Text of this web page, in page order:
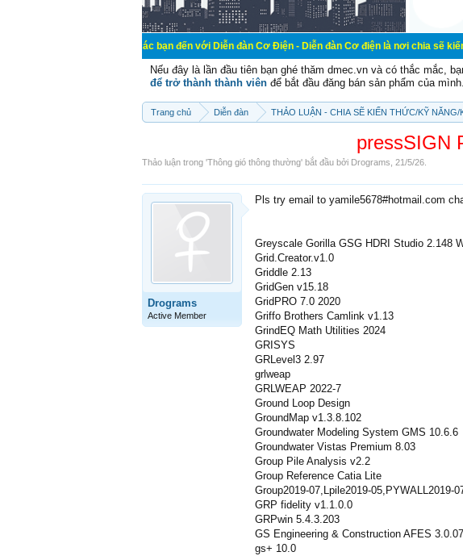
Chào mừng các bạn đến với Diễn đàn Cơ Điện - Diễn đàn Cơ điện là nơi chia sẽ kiến thức
Nếu đây là lần đầu tiên bạn ghé thăm dmec.vn và có thắc mắc,
để trở thành thành viên để bắt đầu đăng bán sản phẩm của mình.
Trang chủ Diễn đàn THẢO LUẬN - CHIA SẼ KIẾN THỨC/KỸ NĂNG/
pressSIGN
Thảo luận trong 'Thông gió thông thường' bắt đầu bởi Drograms 21/5/26
Drograms
Active Member
Pls try email to yamile5678#hotmail.com
Greyscale Gorilla GSG HDRI Studio 2.148
Grid.Creator.v1.0
Griddle 2.13
GridGen v15.18
GridPRO 7.0 2020
Griffo Brothers Camlink v1.13
GrindEQ Math Utilities 2024
GRISYS
GRLevel3 2.97
grlweap
GRLWEAP 2022-7
Ground Loop Design
GroundMap v1.3.8.102
Groundwater Modeling System GMS 10.6.6
Groundwater Vistas Premium 8.03
Group Pile Analysis v2.2
Group Reference Catia Lite
Group2019-07,Lpile2019-05,PYWALL2019-
GRP fidelity v1.1.0.0
GRPwin 5.4.3.203
GS Engineering & Construction AFES
gs+ 10.0